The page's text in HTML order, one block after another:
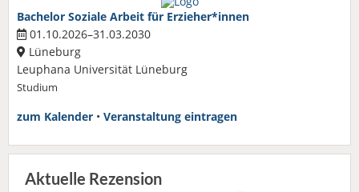
Bachelor Soziale Arbeit für Erzieher*innen
01.10.2026–31.03.2030
Lüneburg
Leuphana Universität Lüneburg
Studium
zum Kalender • Veranstaltung eintragen
Aktuelle Rezension